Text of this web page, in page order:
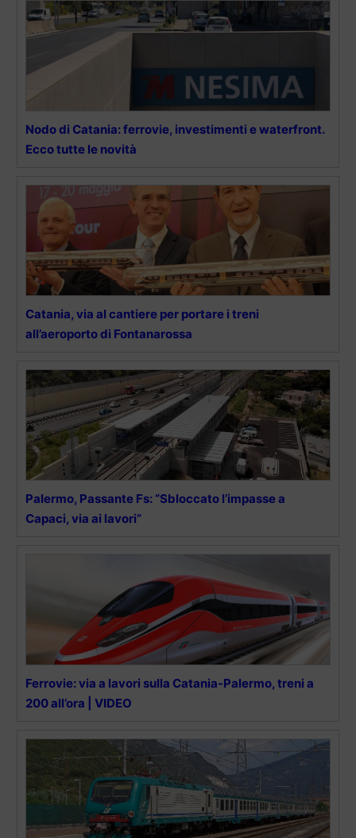
Nodo di Catania: ferrovie, investimenti e waterfront.
Ecco tutte le novità
Catania, via al cantiere per portare i treni
all’aeroporto di Fontanarossa
Palermo, Passante Fs: “Sbloccato l’impasse a
Capaci, via ai lavori”
Ferrovie: via a lavori sulla Catania-Palermo, treni a
200 all’ora | VIDEO